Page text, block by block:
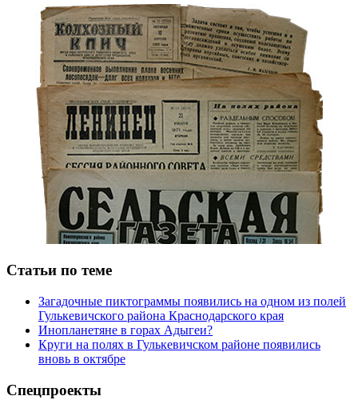
Статьи по теме
Загадочные пиктограммы появились на одном из полей
Гулькевичского района Краснодарского края
Инопланетяне в горах Адыгеи?
Круги на полях в Гулькевичском районе появились
вновь в октябре
Спецпроекты